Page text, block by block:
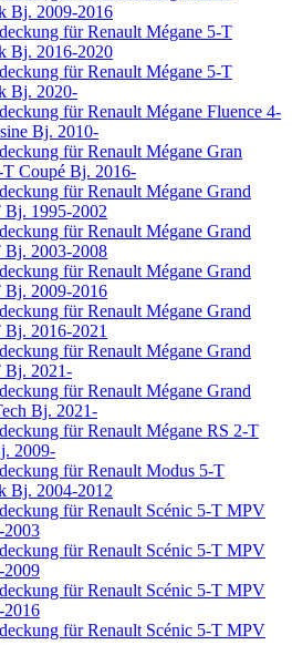
Bj. 2009-2016
für Renault Mégane 5-T
Bj. 2016-2020
für Renault Mégane 5-T
Bj. 2020-
für Renault Mégane Fluence 4-
Bj. 2010-
für Renault Mégane Gran
T Coupé Bj. 2016-
für Renault Mégane Grand
Bj. 1995-2002
für Renault Mégane Grand
Bj. 2003-2008
für Renault Mégane Grand
Bj. 2009-2016
für Renault Mégane Grand
Bj. 2016-2021
für Renault Mégane Grand
Bj. 2021-
für Renault Mégane Grand
Bj. 2021-
für Renault Mégane RS 2-T
2009-
für Renault Modus 5-T
Bj. 2004-2012
für Renault Scénic 5-T MPV
für Renault Scénic 5-T MPV
für Renault Scénic 5-T MPV
für Renault Scénic 5-T MPV